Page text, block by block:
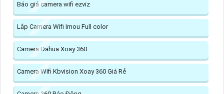
Báo giá camera wifi ezviz
Lắp Camera Wifi Imou Full color
Camera Dahua Xoay 360
Camera Wifi Kbvision Xoay 360 Giá Rẻ